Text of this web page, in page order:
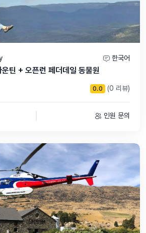
버스인 경우 꼭 카시트가 필요 없습니다만 사
로 카시트 제공해 드립니다. 메세지 창으로 안
은 3일 전까지 / 잔여좌석이 남아있을시 가능
한국어
틴 + 오픈런 페더데일 동물원
0.0 (0 리뷰)
인원 문의